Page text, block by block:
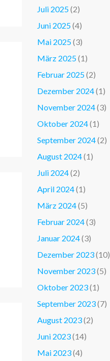
Juli 2025(2)
Juni 2025(4)
Mai 2025(3)
März 2025(1)
Februar 2025(2)
Dezember 2024(1)
November 2024(3)
Oktober 2024(1)
September 2024(2)
August 2024(1)
Juli 2024(2)
April 2024(1)
März 2024(5)
Februar 2024(3)
Januar 2024(3)
Dezember 2023(10)
November 2023(5)
Oktober 2023(1)
September 2023(7)
August 2023(2)
Juni 2023(14)
Mai 2023(4)